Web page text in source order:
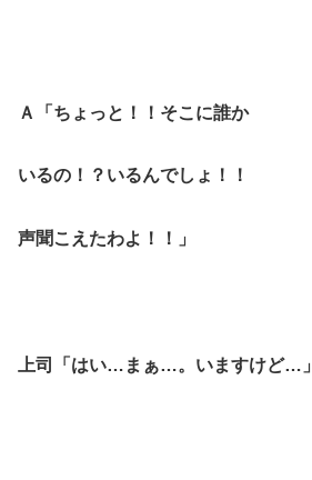
Ａ「ちょっと！！そこに誰か
いるの！？いるんでしょ！！
声聞こえたわよ！！」
上司「はい…まぁ…。いますけど…」